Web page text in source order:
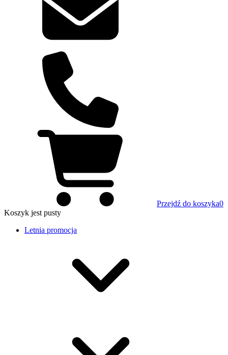
Przejdź do koszyka0
Koszyk jest pusty
Letnia promocja